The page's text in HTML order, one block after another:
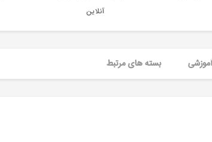
آنلاین
بسته های مرتبط